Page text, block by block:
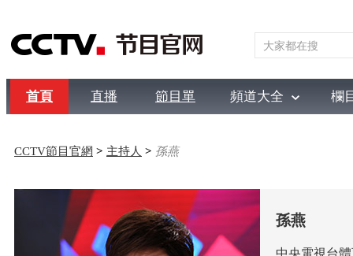
首頁 直播 節目單 頻道大全 欄
綜合 新聞 財經 綜藝
CCTV節目官網 > 主持人 > 孫燕
孫燕